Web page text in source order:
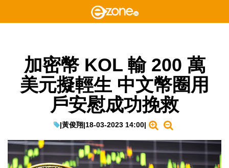
加密幣 KOL 輸 200 萬
美元擬輕生 中文幣圈用
戶安慰成功挽救
|黃俊翔|18-03-2023 14:00|